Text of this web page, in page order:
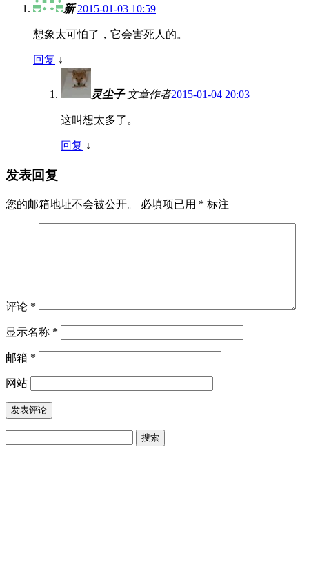
新 2015-01-03 10:59
想象太可怕了，它会害死人的。
回复 ↓
灵尘子 文章作者2015-01-04 20:03
这叫想太多了。
回复 ↓
发表回复
您的邮箱地址不会被公开。 必填项已用 * 标注
评论 *
显示名称 *
邮箱 *
网站